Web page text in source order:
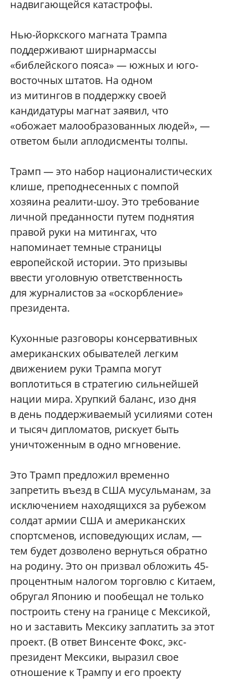
надвигающейся катастрофы.
Нью-йоркского магната Трампа
поддерживают ширнармассы
«библейского пояса» — южных и юго-
восточных штатов. На одном
из митингов в поддержку своей
кандидатуры магнат заявил, что
«обожает малообразованных людей», —
ответом были аплодисменты толпы.
Трамп — это набор националистических
клише, преподнесенных с помпой
хозяина реалити-шоу. Это требование
личной преданности путем поднятия
правой руки на митингах, что
напоминает темные страницы
европейской истории. Это призывы
ввести уголовную ответственность
для журналистов за «оскорбление»
президента.
Кухонные разговоры консервативных
американских обывателей легким
движением руки Трампа могут
воплотиться в стратегию сильнейшей
нации мира. Хрупкий баланс, изо дня
в день поддерживаемый усилиями сотен
и тысяч дипломатов, рискует быть
уничтоженным в одно мгновение.
Это Трамп предложил временно
запретить въезд в США мусульманам, за
исключением находящихся за рубежом
солдат армии США и американских
спортсменов, исповедующих ислам, —
тем будет дозволено вернуться обратно
на родину. Это он призвал обложить 45-
процентным налогом торговлю с Китаем,
обругал Японию и пообещал не только
построить стену на границе с Мексикой,
но и заставить Мексику заплатить за этот
проект. (В ответ Винсенте Фокс, экс-
президент Мексики, выразил свое
отношение к Трампу и его проекту